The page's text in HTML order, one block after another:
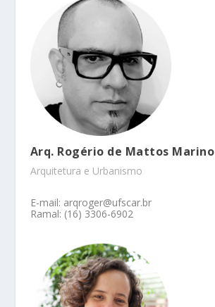
Arq. Rogério de Mattos Marino
Arquitetura e Urbanismo
E-mail: arqroger@ufscar.br
Ramal: (16) 3306-6902